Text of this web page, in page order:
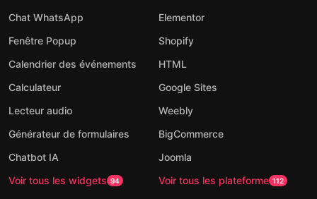
Chat WhatsApp
Fenêtre Popup
Calendrier des événements
Calculateur
Lecteur audio
Générateur de formulaires
Chatbot IA
Voir tous les widgets 94
Elementor
Shopify
HTML
Google Sites
Weebly
BigCommerce
Joomla
Voir tous les plateforme 112